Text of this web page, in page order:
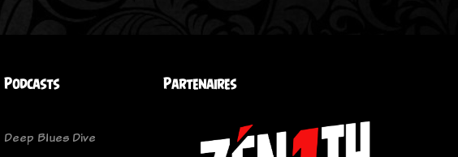
Podcasts
Deep Blues Dive
Partenaires